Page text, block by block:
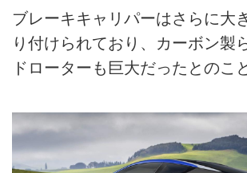
ブレーキキャリパーはさらに大
り付けられており、カーボン製
ドローターも巨大だったとのこと